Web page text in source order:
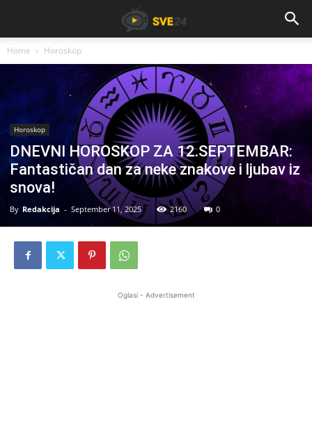
Home Horoskop
Horoskop
DNEVNI HOROSKOP ZA 12.SEPTEMBAR:
Fantastičan dan za neke znakove i ljubav iz
snova!
By Redakcija - September 11, 2025 2160 0
Oglasi - Advertisement